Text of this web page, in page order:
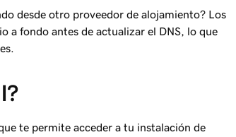
desde otro proveedor de alojamiento? Los
a fondo antes de actualizar el DNS, lo que
te permite acceder a tu instalación de